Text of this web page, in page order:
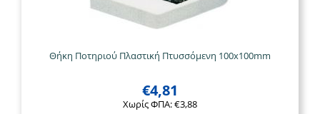
Θήκη Ποτηριού Πλαστική Πτυσσόμενη 100x100mm
€4,81
Χωρίς ΦΠΑ:€3,88